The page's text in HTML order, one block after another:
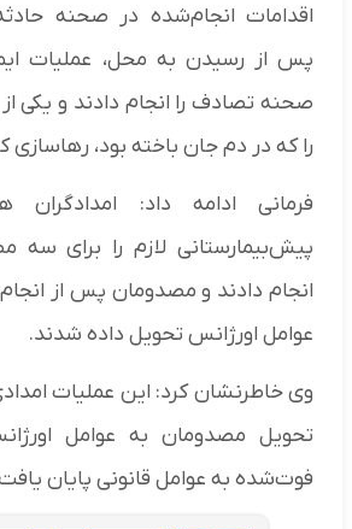
اقدامات انجام‌شده در صحنه
پس از رسیدن به محل، عملیات
صحنه تصادف را انجام دادند و یکی
را که در دم جان باخته بود، رهاسازی
فرمانی ادامه داد: امدادگران
پیش‌بیمارستانی لازم را برای سه
انجام دادند و مصدومان پس از انجام
عوامل اورژانس تحویل داده شدند.
تحویل مصدومان به عوامل
فوت‌شده به عوامل قانونی پایان